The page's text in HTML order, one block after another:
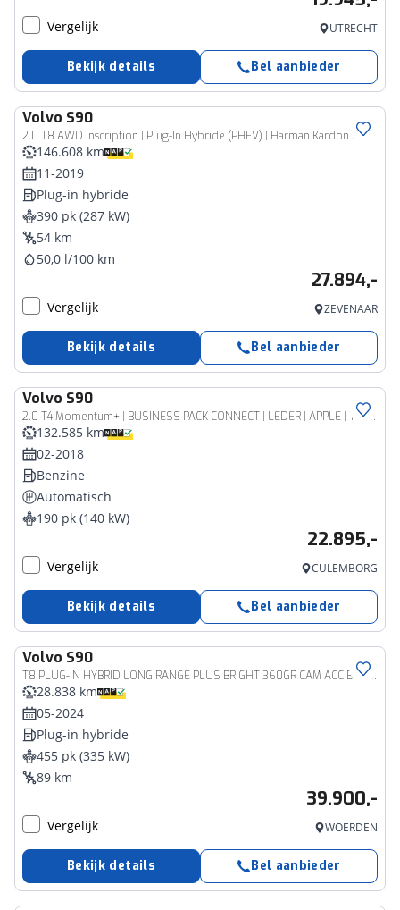
Vergelijk UTRECHT
Bekijk details Bel aanbieder
Volvo S90
2.0 T8 AWD Inscription | Plug-In Hybride (PHEV) | Harman Kardon Audio | Nappaleder | Achteruitrijcamera | Parkeersensoren | Keyless Entry | Cruise Control Adaptief | BLIS
146.608 km
11-2019
Plug-in hybride
390 pk (287 kW)
54 km
50,0 l/100 km
27.894,-
Vergelijk ZEVENAAR
Bekijk details Bel aanbieder
Volvo S90
2.0 T4 Momentum+ | BUSINESS PACK CONNECT | LEDER | APPLE | TREKHAAK | 19"
132.585 km
02-2018
Benzine
Automatisch
190 pk (140 kW)
22.895,-
Vergelijk CULEMBORG
Bekijk details Bel aanbieder
Volvo S90
T8 PLUG-IN HYBRID LONG RANGE PLUS BRIGHT 360GR CAM ACC BLIS SCHU
28.838 km
05-2024
Plug-in hybride
455 pk (335 kW)
89 km
39.900,-
Vergelijk WOERDEN
Bekijk details Bel aanbieder